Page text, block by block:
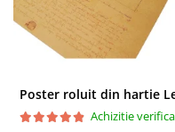
Achizitie